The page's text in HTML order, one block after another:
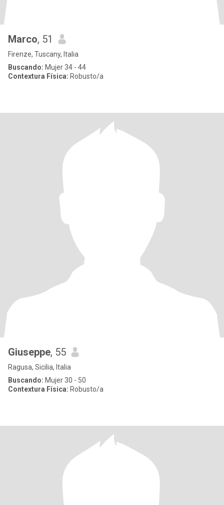
Marco, 51
Firenze, Tuscany, Italia
Buscando: Mujer 34 - 44
Contextura Física: Robusto/a
Giuseppe, 55
Ragusa, Sicilia, Italia
Buscando: Mujer 30 - 50
Contextura Física: Robusto/a